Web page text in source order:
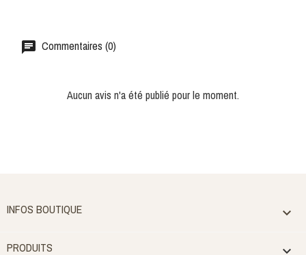
Commentaires (0)
Aucun avis n'a été publié pour le moment.
INFOS BOUTIQUE 
PRODUITS 